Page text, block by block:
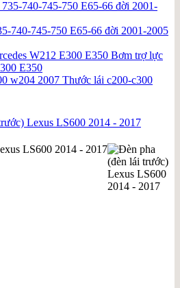
740-745-750 E65-66 đời 2001-2005
Bơm trợ lực
E350
Thước lái c200-c300